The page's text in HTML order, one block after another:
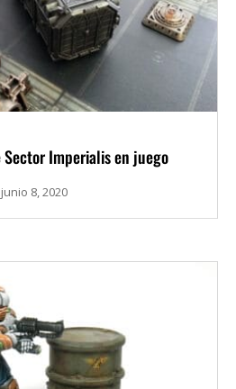
Sector Imperialis en juego
junio 8, 2020